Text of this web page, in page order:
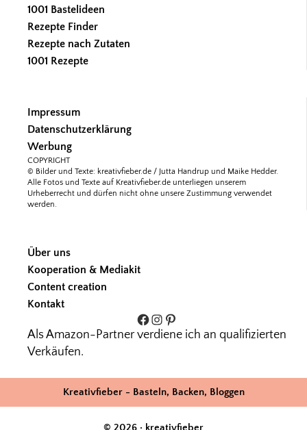
1001 Bastelideen
Rezepte Finder
Rezepte nach Zutaten
1001 Rezepte
Impressum
Datenschutzerklärung
Werbung
COPYRIGHT
© Bilder und Texte: kreativfieber.de / Jutta Handrup und Maike Hedder.
Alle Fotos und Texte auf Kreativfieber.de unterliegen unserem
Urheberrecht und dürfen nicht ohne unsere Zustimmung verwendet
werden.
Über uns
Kooperation & Mediakit
Content creation
Kontakt
Facebook
Instagram
Pinterest
Als Amazon-Partner verdiene ich an qualifizierten
Verkäufen.
Kreativfieber - Basteln, Backen, Bloggen